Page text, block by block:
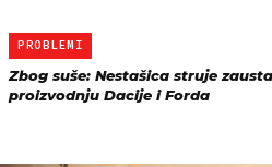
PROBLEMI
Zbog suše: Nestašica struje
proizvodnju Dacije i Forda